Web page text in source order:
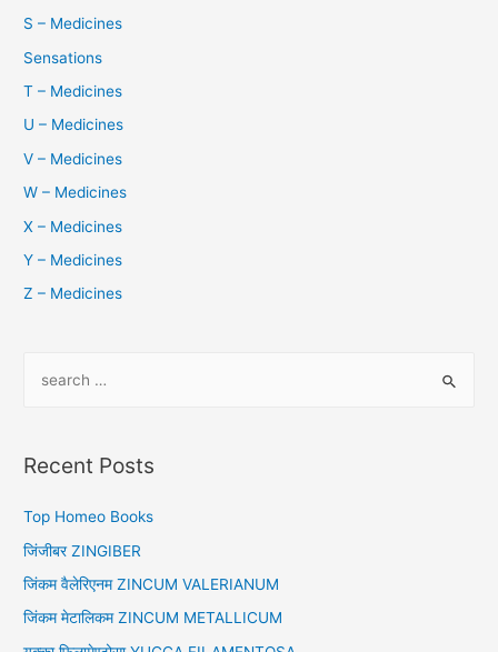
S – Medicines
Sensations
T – Medicines
U – Medicines
V – Medicines
W – Medicines
X – Medicines
Y – Medicines
Z – Medicines
r
h
f
o
r
Recent Posts
Top Homeo Books
जिंजीबर ZINGIBER
जिंकम वैलेरिएनम ZINCUM VALERIANUM
जिंकम मेटालिकम ZINCUM METALLICUM